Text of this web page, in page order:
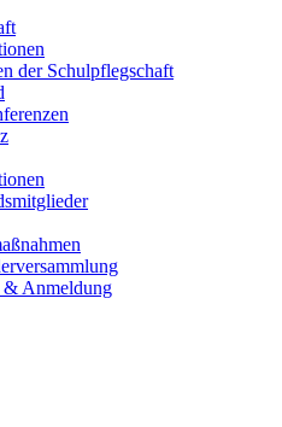
der Schulpflegschaft
Anmeldung